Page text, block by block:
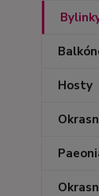
Hosty